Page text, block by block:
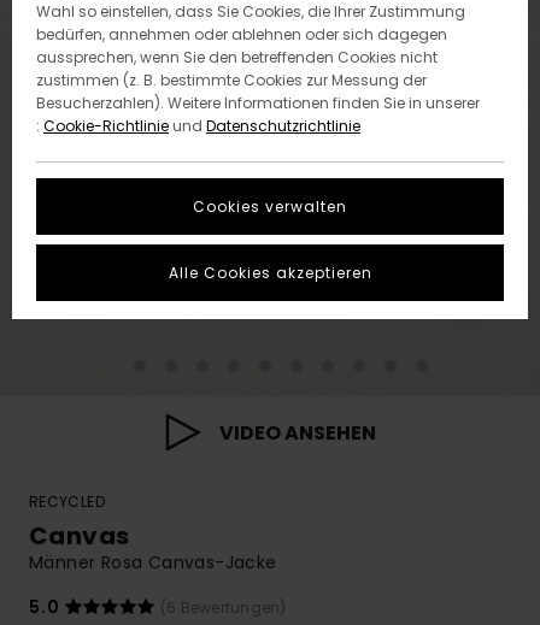
VIDEO ANSEHEN
RECYCLED
Canvas
Männer Rosa Canvas-Jacke
5.0
(6 Bewertungen)
Wahl so einstellen, dass Sie Cookies, die Ihrer Zustimmung
bedürfen, annehmen oder ablehnen oder sich dagegen
aussprechen, wenn Sie den betreffenden Cookies nicht
zustimmen (z. B. bestimmte Cookies zur Messung der
Besucherzahlen). Weitere Informationen finden Sie in unserer
: Cookie-Richtlinieund Datenschutzrichtlinie
Cookies verwalten
Alle Cookies akzeptieren